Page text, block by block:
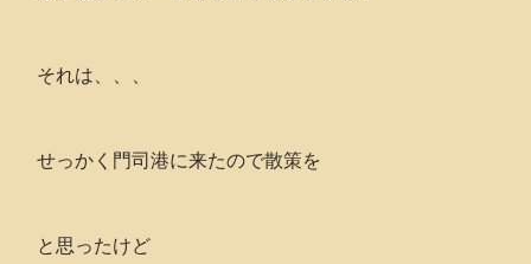
それは、、、
せっかく門司港に来たので散策を
と思ったけど